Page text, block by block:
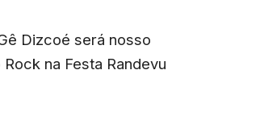
Dizcoé será nosso
na Festa Randevu